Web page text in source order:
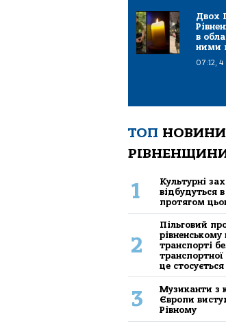
Двох
в
ними
07:12,
ТОП НОВИНИ
1
Культурні
відбудуться
протягом
2
Пільговий
транспорті
це стосується
3
Музиканти з
Європи
Рівному